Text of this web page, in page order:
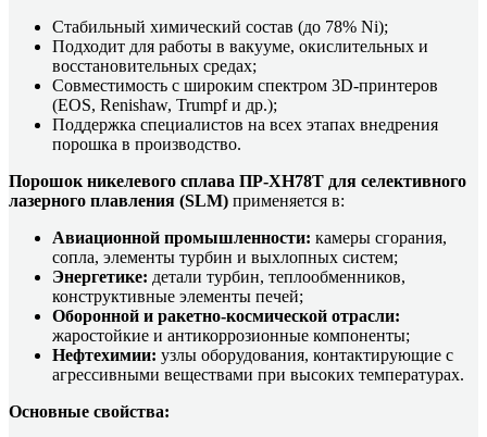
Стабильный химический состав (до 78% Ni);
Подходит для работы в вакууме, окислительных и
восстановительных средах;
Совместимость с широким спектром 3D-принтеров
(EOS, Renishaw, Trumpf и др.);
Поддержка специалистов на всех этапах внедрения
порошка в производство.
Порошок никелевого сплава ПР-ХН78Т для селективного
лазерного плавления (SLM) применяется в:
Авиационной промышленности: камеры сгорания,
сопла, элементы турбин и выхлопных систем;
Энергетике: детали турбин, теплообменников,
конструктивные элементы печей;
Оборонной и ракетно-космической отрасли:
жаростойкие и антикоррозионные компоненты;
Нефтехимии: узлы оборудования, контактирующие с
агрессивными веществами при высоких температурах.
Основные свойства: